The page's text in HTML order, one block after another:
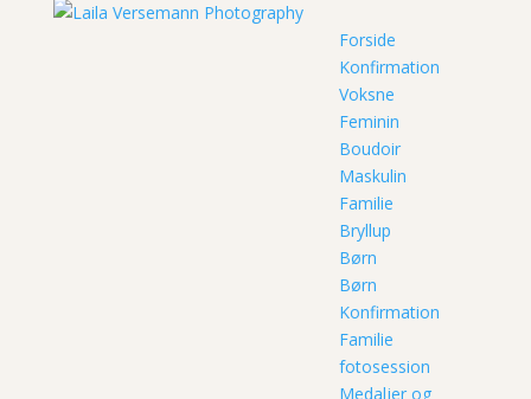
Forside
Konfirmation
Voksne
Feminin
Boudoir
Maskulin
Familie
Bryllup
Børn
Børn
Konfirmation
Familie
fotosession
Medaljer og